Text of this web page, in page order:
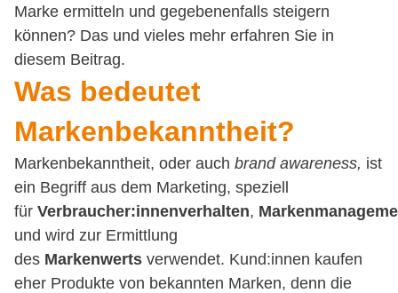
Marke ermitteln und gegebenenfalls steigern
können? Das und vieles mehr erfahren Sie in
diesem Beitrag.
Was bedeutet
Markenbekanntheit?
Markenbekanntheit, oder auch brand awareness, ist
ein Begriff aus dem Marketing, speziell
für Verbraucher:innenverhalten,
und wird zur Ermittlung
des Markenwerts verwendet. Kund:innen kaufen
eher Produkte von bekannten Marken, denn die